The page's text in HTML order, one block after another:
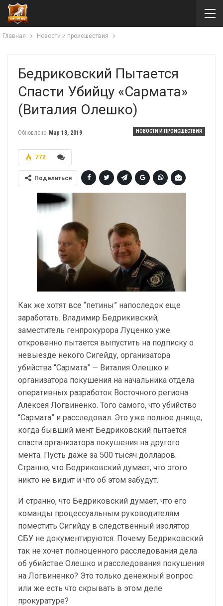
Главная Новости и происшествия
Бедриковский Пытается
Спасти Убийцу «Сармата»
(Виталия Олешко)
НОВОСТИ И ПРОИСШЕСТВИЯ
Обновлено Мар 13, 2019
772
Поделиться
Как же хотят все “петины” напоследок еще
заработать. Владимир Бедрикивский,
заместитель генпрокурора Луценко уже
откровенно пытается выпустить на подписку о
невыезде некого Сигейду, организатора
убийства “Сармата” — Виталия Олешко и
организатора покушения на начальника отдела
оперативных разработок Восточного региона
Алексея Логвиненко. Того самого, что убийство
“Сармата” и расследовал. Это уже полное днище,
когда бывший мент Бедриковский пытается
спасти организатора покушения на другого
мента. Пусть даже за 500 тысяч долларов.
Странно, что Бедриковский думает, что этого
никто не видит и что об этом забудут.
И странно, что Бедриковский думает, что его
команды процессуальным руководителям
поместить Сигийду в следственный изолятор
СБУ не документируются. Почему Бедриковский
так не хочет полноценного расследования дела
об убийстве Олешко и расследования покушения
на Логвиненко? Это только денежный вопрос
или же есть что скрывать в этом деле
прокуратуре?